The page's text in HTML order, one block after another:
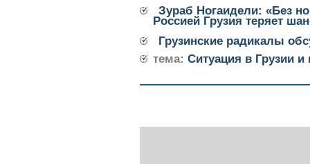
Зураб Ногаидели: «Без
Россией Грузия теряет
Грузинские радикалы
тема: Ситуация в Грузии